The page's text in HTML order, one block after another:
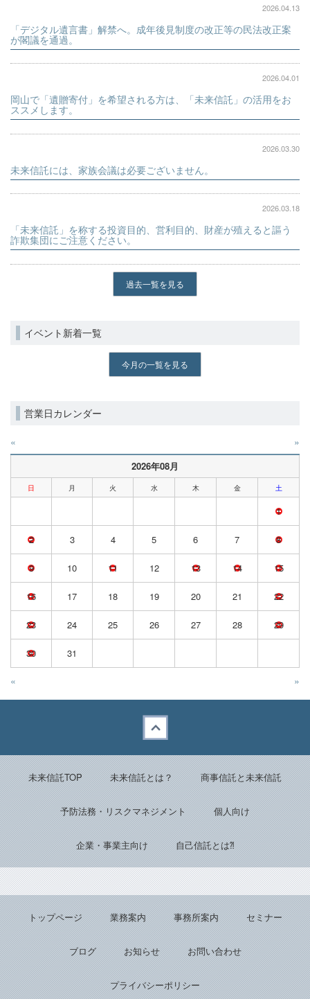
2026.04.13
「デジタル遺言書」解禁へ。成年後見制度の改正等の民法改正案
が閣議を通過。
2026.04.01
岡山で「遺贈寄付」を希望される方は、「未来信託」の活用をお
ススメします。
2026.03.30
未来信託には、家族会議は必要ございません。
2026.03.18
「未来信託」を称する投資目的、営利目的、財産が殖えると謳う
詐欺集団にご注意ください。
過去一覧を見る
イベント新着一覧
今月の一覧を見る
営業日カレンダー
« »
2026年08月
日 月 火 水 木 金 土
1
2 3 4 5 6 7 8
9 10 11 12 13 14 15
16 17 18 19 20 21 22
23 24 25 26 27 28 29
30 31
« »
未来信託TOP 未来信託とは？ 商事信託と未来信託
予防法務・リスクマネジメント 個人向け
企業・事業主向け 自己信託とは⁈
トップページ 業務案内 事務所案内 セミナー
ブログ お知らせ お問い合わせ
プライバシーポリシー
Back to top